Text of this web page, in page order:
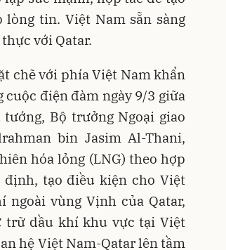
tin. Việt Nam sẵn sàng
với Qatar.
chẽ với phía Việt Nam khẩn
điện đàm ngày 9/3 giữa
Bộ trưởng Ngoại giao
bin Jasim Al-Thani,
hóa lỏng (LNG) theo hợp
tạo điều kiện cho Việt
vùng Vịnh của Qatar,
trữ dầu khí khu vực tại Việt
hệ Việt Nam-Qatar lên tầm